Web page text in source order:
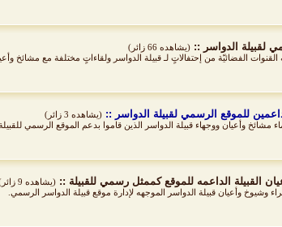
لقبيلة الدواسر :: (يشاهده 66 زائر)
الفضائيّة من إحتفالاتٍ لـ قبيلة الدواسر ولقاءاتٍ مختلفة مع مشائخ وأعيان
للموقع الرسمي لقبيلة الدواسر :: (يشاهده 3 زائر)
وأعيان ووجهاء قبيلة الدواسر الذين قاموا بدعم الموقع الرسمي للقبيلة
القبيلة الداعمه للموقع كممثل رسمي للقبيلة :: (يشاهده 9 زائر)
وأعيان قبيلة الدواسر الموجهه لإدارة موقع قبيلة الدواسر الرسمي.